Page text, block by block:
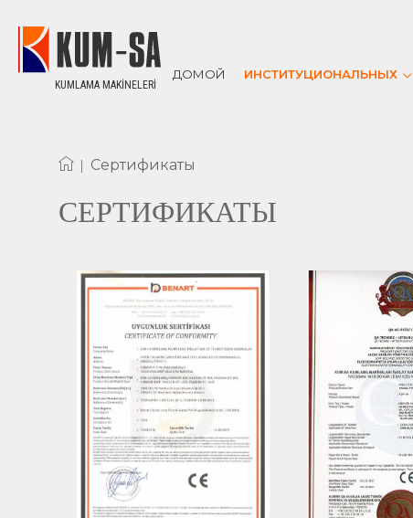
KUMLAMA MAKİNELERİ
ДОМОЙ ИНСТИТУЦИОНАЛЬНЫХ
| Сертификаты
СЕРТИФИКАТЫ